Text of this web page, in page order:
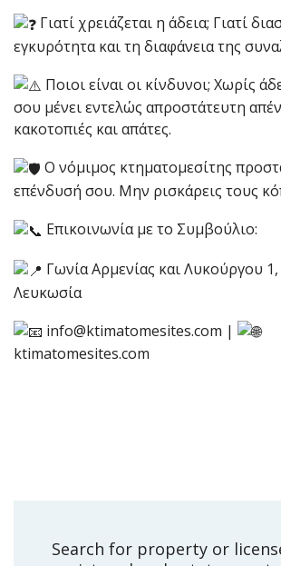
Γιατί χρειάζεται η άδεια; Γιατί
εγκυρότητα και τη διαφάνεια της
Ποιοι είναι οι κίνδυνοι; Χωρίς
σου μένει εντελώς απροστάτευτη
κακοτοπιές και απάτες.
Ο νόμιμος κτηματομεσίτης
επένδυσή σου. Μην ρισκάρεις τους
Επικοινωνία με το Συμβούλιο:
Γωνία Αρμενίας και Λυκούργου
Λευκωσία
info@ktimatomesites.com |
ktimatomesites.com
Search for property or